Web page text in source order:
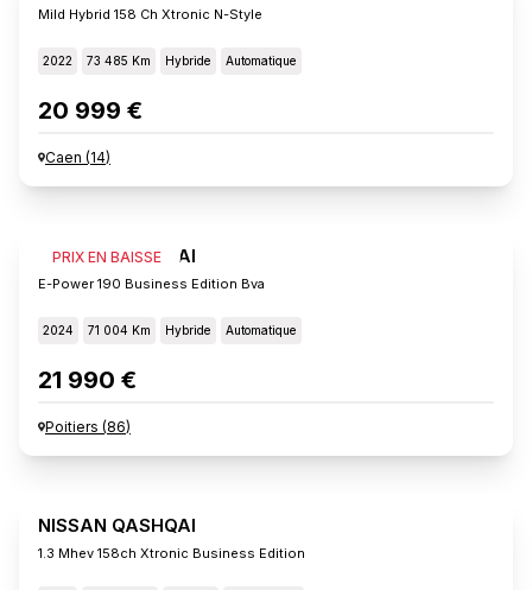
Mild Hybrid 158 Ch Xtronic N-Style
2022 73 485 Km Hybride Automatique
20 999 €
Caen (14)
PRIX EN BAISSE
NISSAN QASHQAI
E-Power 190 Business Edition Bva
2024 71 004 Km Hybride Automatique
21 990 €
Poitiers (86)
NISSAN QASHQAI
1.3 Mhev 158ch Xtronic Business Edition